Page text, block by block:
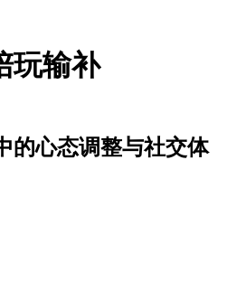
玩输补
的心态调整与社交体